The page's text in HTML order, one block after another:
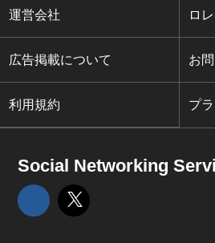
運営会社 ロ
広告掲載について お
利用規約 プ
Social Networking